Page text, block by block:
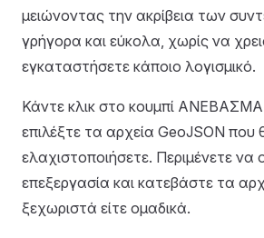
μειώνοντας την ακρίβεια των
γρήγορα και εύκολα, χωρίς να
εγκαταστήσετε κάποιο λογισμικό.
Κάντε κλικ στο κουμπί
επιλέξτε τα αρχεία GeoJSON που
ελαχιστοποιήσετε. Περιμένετε να
επεξεργασία και κατεβάστε τα
ξεχωριστά είτε ομαδικά.